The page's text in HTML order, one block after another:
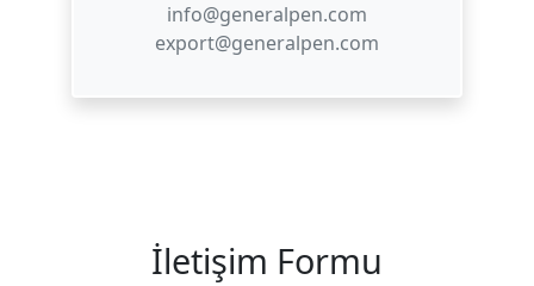
info@generalpen.com
export@generalpen.com
İletişim Formu